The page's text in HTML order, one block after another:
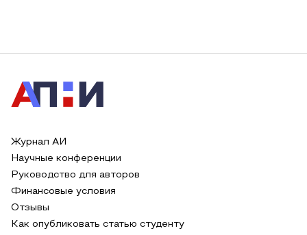
Журнал АИ
Научные конференции
Руководство для авторов
Финансовые условия
Отзывы
Как опубликовать статью студенту